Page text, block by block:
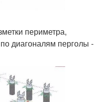
периметра,
диагоналям перголы -